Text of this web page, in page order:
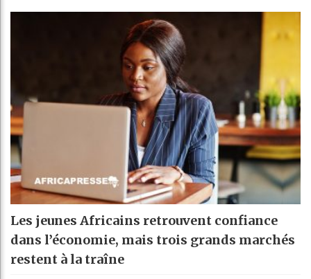
Les jeunes Africains retrouvent confiance
dans l’économie, mais trois grands marchés
restent à la traîne